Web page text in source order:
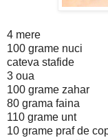
4 mere
100 grame nuci
cateva stafide
3 oua
100 grame zahar
80 grama faina
110 grame unt
10 grame praf de